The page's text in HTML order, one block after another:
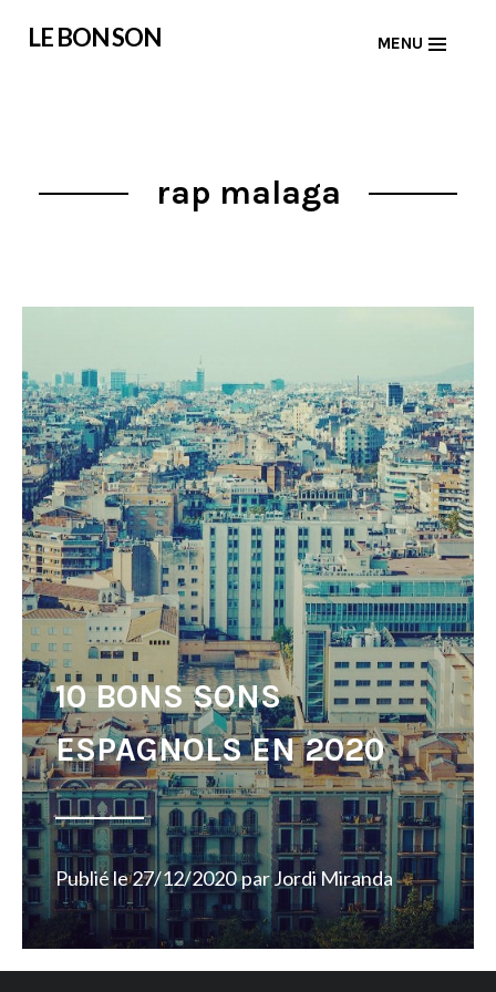
LE BON SON MENU
rap malaga
10 BONS SONS
ESPAGNOLS EN 2020
Publié le27/12/2020 parJordi Miranda